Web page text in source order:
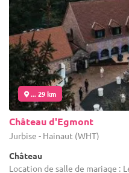
... 29 km
Château d'Egmont
Jurbise - Hainaut (WHT)
Château
Location de salle de mariage :